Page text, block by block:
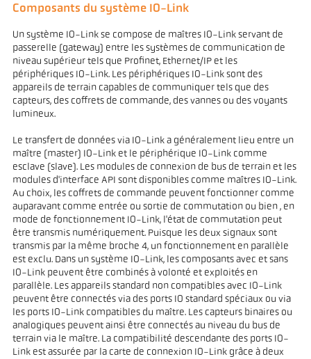
Composants du système IO-Link
Un système IO-Link se compose de maîtres IO-Link servant de
passerelle (gateway) entre les systèmes de communication de
niveau supérieur tels que Profinet, Ethernet/IP et les
périphériques IO-Link. Les périphériques IO-Link sont des
appareils de terrain capables de communiquer tels que des
capteurs, des coffrets de commande, des vannes ou des voyants
lumineux.
Le transfert de données via IO-Link a généralement lieu entre un
maître (master) IO-Link et le périphérique IO-Link comme
esclave (slave). Les modules de connexion de bus de terrain et les
modules d'interface API sont disponibles comme maîtres IO-Link.
Au choix, les coffrets de commande peuvent fonctionner comme
auparavant comme entrée ou sortie de commutation ou bien , en
mode de fonctionnement IO-Link, l'état de commutation peut
être transmis numériquement. Puisque les deux signaux sont
transmis par la même broche 4, un fonctionnement en parallèle
est exclu. Dans un système IO-Link, les composants avec et sans
IO-Link peuvent être combinés à volonté et exploités en
parallèle. Les appareils standard non compatibles avec IO-Link
peuvent être connectés via des ports IO standard spéciaux ou via
les ports IO-Link compatibles du maître. Les capteurs binaires ou
analogiques peuvent ainsi être connectés au niveau du bus de
terrain via le maître. La compatibilité descendante des ports IO-
Link est assurée par la carte de connexion IO-Link grâce à deux